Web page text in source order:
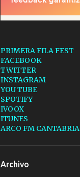
PRIMERA FILA FEST
FACEBOOK
TWITTER
INSTAGRAM
YOU TUBE
SPOTIFY
IVOOX
ITUNES
ARCO FM CANTABRIA
Archivo